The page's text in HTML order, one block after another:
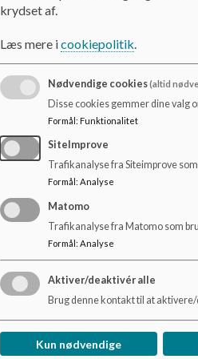
Dokumenter
krydset af.
Læs mere icookiepolitik.
Nødvendige cookies(altid
Disse cookies gemmer dine valg
Formål: Funktionalitet
SiteImprove
Trafikanalyse fra Siteimprove
Formål : Analyse
Matomo
Trafikanalyse fra Matomo som
Formål : Analyse
Aktiver/deaktivér alle
Brug denne kontakt til at
Kun nødvendige